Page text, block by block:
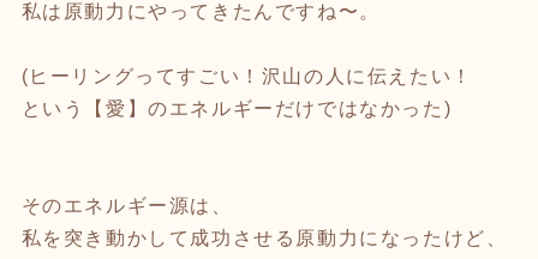
私は原動力にやってきたんですね〜。
(ヒーリングってすごい！沢山の人に伝えたい！
という【愛】のエネルギーだけではなかった)
そのエネルギー源は、
私を突き動かして成功させる原動力になったけど、